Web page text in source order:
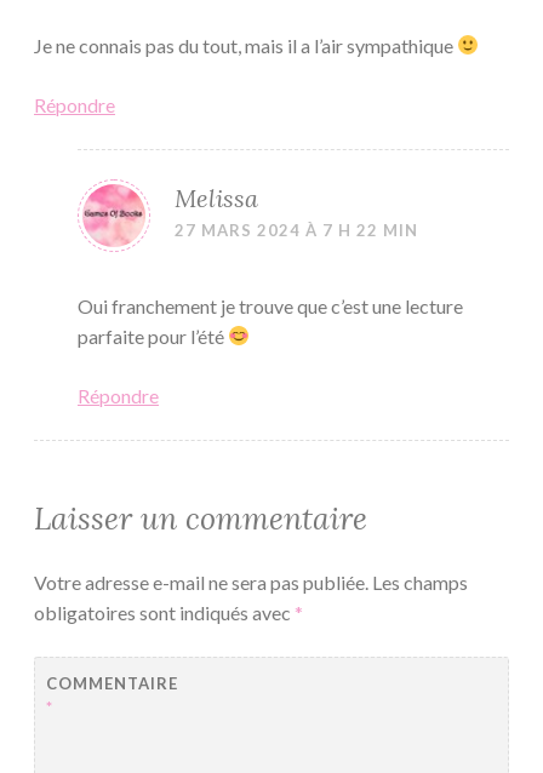
Je ne connais pas du tout, mais il a l’air sympathique
Répondre
Melissa
27 MARS 2024 À 7 H 22 MIN
Oui franchement je trouve que c’est une lecture
parfaite pour l’été
Répondre
Laisser un commentaire
Votre adresse e-mail ne sera pas publiée. Les champs
obligatoires sont indiqués avec *
COMMENTAIRE
*